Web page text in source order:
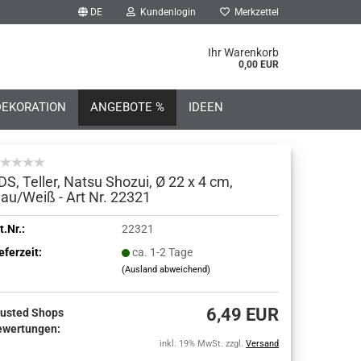
DE Kundenlogin
erstellen
vergessen?
Merkzettel
Ihr Warenkorb
0,00 EUR
ANGEBOTE % IDEEN
Teller, Natsu Shozui, Ø 22 x 4 cm,
Weiß - Art Nr. 22321
22321
ca. 1-2 Tage
(Ausland abweichend)
Shops
6,49 EUR
inkl. 19% MwSt. zzgl. Versand